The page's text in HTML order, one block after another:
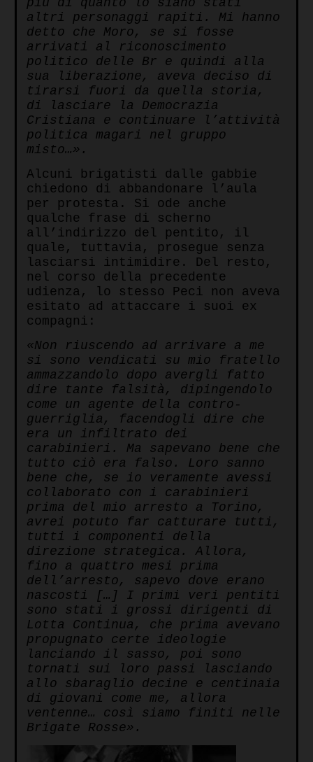
più di quanto lo siano stati
altri personaggi rapiti. Mi hanno
detto che Moro, se si fosse
arrivati al riconoscimento
politico delle Br e quindi alla
sua liberazione, aveva deciso di
tirarsi fuori da quella storia,
di lasciare la Democrazia
Cristiana e continuare l’attività
politica magari nel gruppo
misto…».
Alcuni brigatisti dalle gabbie
chiedono di abbandonare l’aula
per protesta. Si ode anche
qualche frase di scherno
all’indirizzo del pentito, il
quale, tuttavia, prosegue senza
lasciarsi intimidire. Del resto,
nel corso della precedente
udienza, lo stesso Peci non aveva
esitato ad attaccare i suoi ex
compagni:
«Non riuscendo ad arrivare a me
si sono vendicati su mio fratello
ammazzandolo dopo avergli fatto
dire tante falsità, dipingendolo
come un agente della contro-
guerriglia, facendogli dire che
era un infiltrato dei
carabinieri. Ma sapevano bene che
tutto ciò era falso. Loro sanno
bene che, se io veramente avessi
collaborato con i carabinieri
prima del mio arresto a Torino,
avrei potuto far catturare tutti,
tutti i componenti della
direzione strategica. Allora,
fino a quattro mesi prima
dell’arresto, sapevo dove erano
nascosti […] I primi veri pentiti
sono stati i grossi dirigenti di
Lotta Continua, che prima avevano
propugnato certe ideologie
lanciando il sasso, poi sono
tornati sui loro passi lasciando
allo sbaraglio decine e centinaia
di giovani come me, allora
ventenne… così siamo finiti nelle
Brigate Rosse».